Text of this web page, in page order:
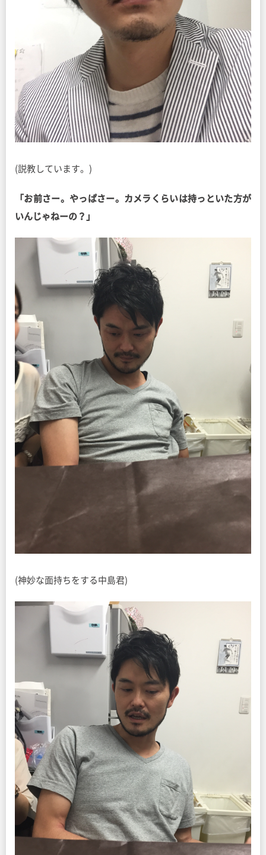
(説教しています。)
「お前さー。やっぱさー。カメラくらいは持っといた方が
いんじゃねーの？」
(神妙な面持ちをする中島君)